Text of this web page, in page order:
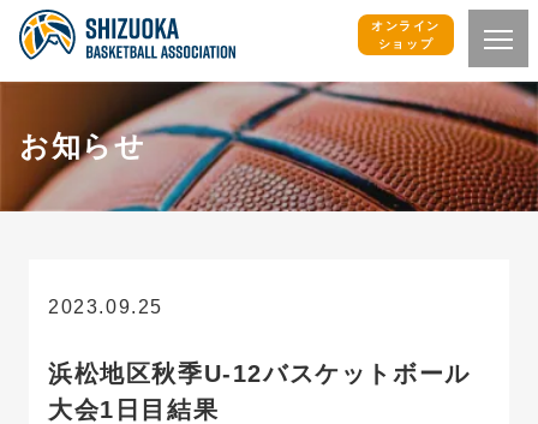
オンライン
ショップ
お知らせ
2023.09.25
浜松地区秋季U-12バスケットボール
大会1日目結果